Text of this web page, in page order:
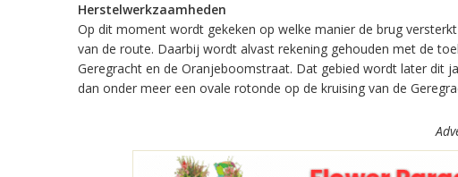
Herstelwerkzaamheden
Op dit moment wordt gekeken op welke manier de brug
van de route. Daarbij wordt alvast rekening gehouden met de
Geregracht en de Oranjeboomstraat. Dat gebied wordt later dit
dan onder meer een ovale rotonde op de kruising van de